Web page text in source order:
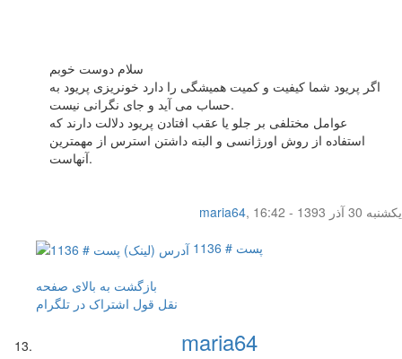
سلام دوست خوبم
اگر پریود شما کیفیت و کمیت همیشگی را دارد خونریزی پریود به
حساب می آید و جای نگرانی نیست.
عوامل مختلفی بر جلو یا عقب افتادن پریود دلالت دارند که
استفاده از روش اورژانسی و البته داشتن استرس از مهمترین
آنهاست.
maria64,
یکشنبه 30 آذر 1393 - 16:42
پست # 1136
بازگشت به بالای صفحه
نقل قول اشتراک در تلگرام
maria64